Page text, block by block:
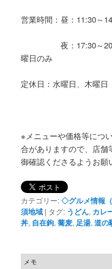
営業時間：昼：11:30～
夜：17:30～20:30
曜日のみ
定休日：水曜日、木曜日
※メニューや価格等につ
合がありますので、店舗
御確認くださるようお願
カテゴリー:◇グルメ情報（
須地域 | タグ: うどん, カレ
丼, 自在鉤,蕎麦, 足湯,道の
メモ